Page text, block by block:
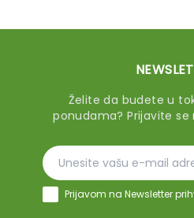
Želite da budete u
ponudama? Prijavite
Prijavom na Newsletter